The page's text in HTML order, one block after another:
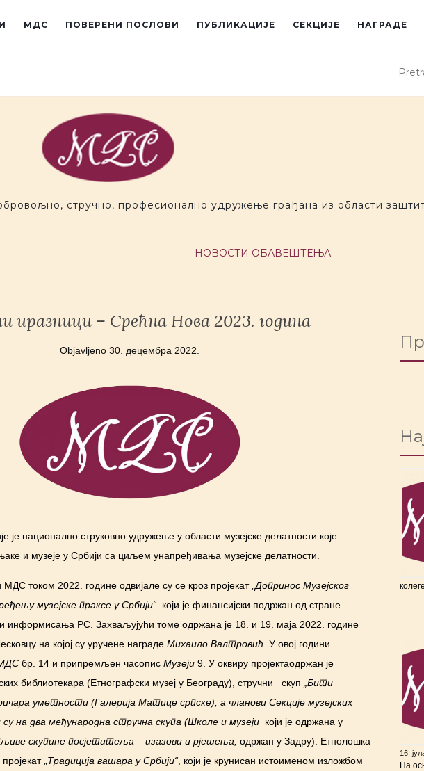
МДС ПОВЕРЕНИ ПОСЛОВИ ПУБЛИКАЦИЈЕ СЕКЦИЈЕ НАГРАДЕ
стручно, професионално удружење грађана из области
НОВОСТИ ОБАВЕШТЕЊА
празници – Срећна Нова 2023. година
Objavljeno 30. децембра 2022.
је национално струковно удружење у области музејске делатности које
и музеје у Србији са циљем унапређивања музејске делатности.
МДС током 2022. године одвијале су се кроз пројекат Допринос Музејског
музејске праксе у Србији“ који је финансијски подржан од стране
информисања РС. Захваљујући томе одржана је 18. и 19. маја 2022. године
на којој су уручене награде Михаило Валтровић. У овој години
бр. 14 и припремљен часопис Музеји 9. У оквиру пројектаодржан је
библиотекара (Етнографски музеј у Београду), стручни
скуп „Бити
уметности (Галерија Матице српске), а чланови Секције музејских
на два међународна стручна скупа (Школе и музеји који је одржана у
скупине посјетитеља – изазови и рјешења одржан у Задру). Етнолошка
„ Традиција вашара у Србији“ , који је крунисан истоименом изложбом
16.
На